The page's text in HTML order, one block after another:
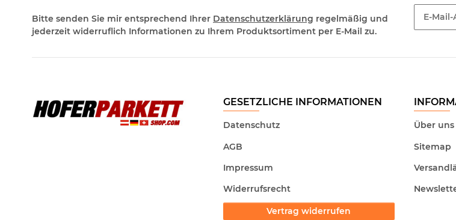
Bitte senden Sie mir entsprechend Ihrer Datenschutzerklärung regelmäßig und
jederzeit widerruflich Informationen zu Ihrem Produktsortiment per E-Mail zu.
GESETZLICHE INFORMATIONEN
Datenschutz
AGB
Impressum
Widerrufsrecht
Vertrag widerrufen
Über uns
Sitemap